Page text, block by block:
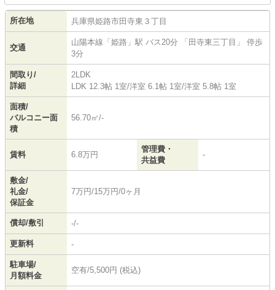
所在地 兵庫県姫路市田寺東 ３丁目
交通
山陽本線 「姫路 」駅 バス20分 「田寺東三丁目」 停歩
3分
間取り/
詳細
2LDK
LDK 12.3帖 1室/洋室 6.1帖 1室/洋室 5.8帖 1室
面積/
バルコニー面
積
56.70㎡/-
賃料 6.8万円
管理費・
共益費
-
敷金/
礼金/
保証金
7万円/15万円/0ヶ月
償却/敷引 -/-
更新料 -
駐車場/
月額料金
空有/5,500円 (税込)